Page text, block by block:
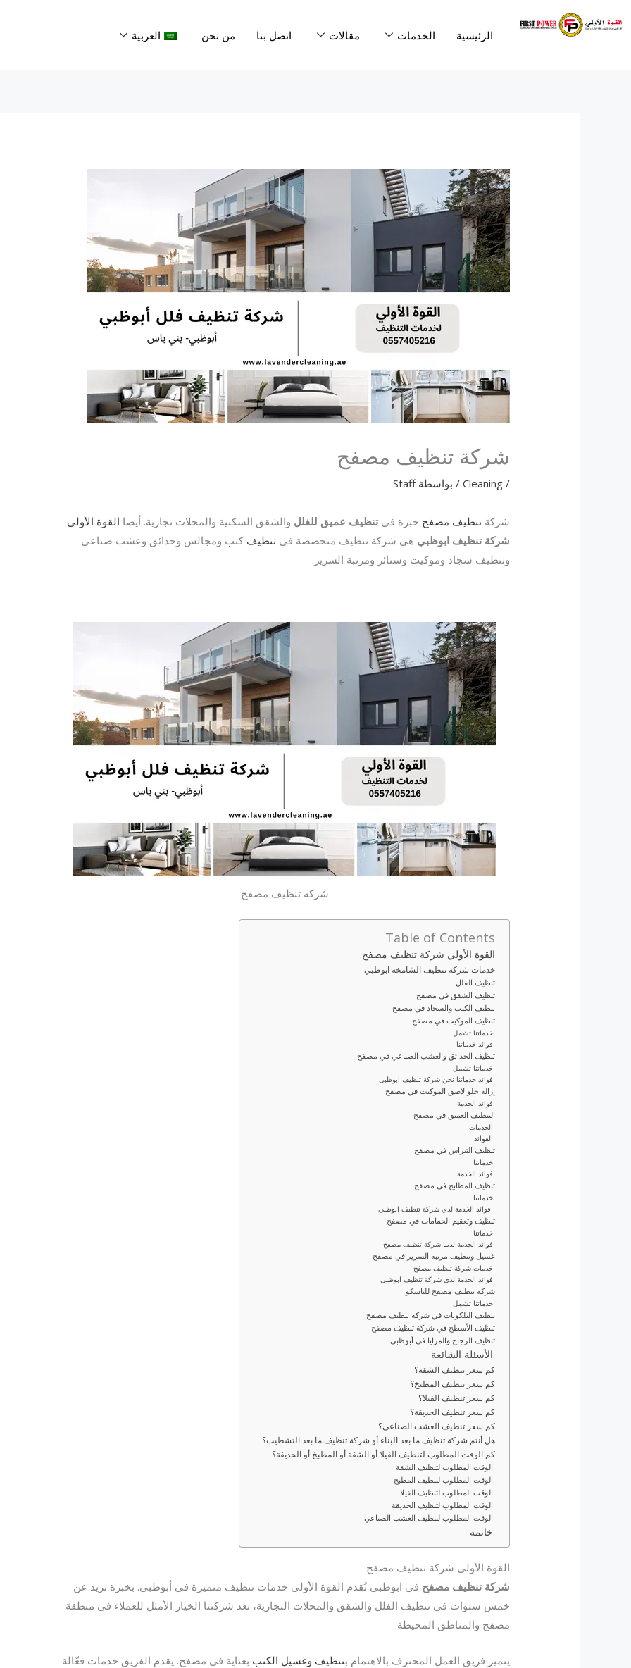
إلى
الرئيسية الخدمات مقالات اتصل بنا من نحن العربية
شركة تنظيف مصفح
/
Cleaning / بواسطة Staff
شركةتنظيف مصفح خبرة فيتنظيف عميق للفلل والشقق السكنية والمحلات تجارية. أيضا القوة الأولي
شركة تنظيف ابوظبي هي شركة تنظيف متخصصة فيتنظيف كنب ومجالس وحدائق وعشب صناعي
وتنظيف سجاد وموكيت وستائر ومرتبة السرير.
شركة تنظيف مصفح
Table of Contents
القوة الأولي شركة تنظيف مصفح
خدمات شركة تنظيف الشامخة ابوظبي
تنظيف الفلل
تنظيف الشقق في مصفح
تنظيف الكنب والسجاد في مصفح
تنظيف الموكيت في مصفح
خدماتنا تشمل:
فوائد خدماتنا:
تنظيف الحدائق والعشب الصناعي في مصفح
خدماتنا تشمل:
فوائد خدماتنا نحن شركة تنظيف ابوظبي:
إزالة جلو لاصق الموكيت في مصفح
فوائد الخدمة:
التنظيف العميق في مصفح
الخدمات:
الفوائد:
تنظيف التيراس في مصفح
خدماتنا:
فوائد الخدمة:
تنظيف المطابخ في مصفح
خدماتنا:
فوائد الخدمة لدي شركة تنظيف ابوظبي :
تنظيف وتعقيم الحمامات في مصفح
خدماتنا:
فوائد الخدمة لدينا شركة تنظيف مصفح:
غسيل وتنظيف مرتبة السرير في مصفح
خدمات شركة تنظيف مصفح:
فوائد الخدمة لدي شركة تنظيف ابوظبي:
شركة تنظيف مصفح للباسكو
خدماتنا تشمل:
تنظيف البلكونات في شركة تنظيف مصفح
تنظيف الأسطح في شركة تنظيف مصفح
تنظيف الزجاج والمرايا في أبوظبي
الأسئلة الشائعة:
كم سعر تنظيف الشقة؟
كم سعر تنظيف المطبخ؟
كم سعر تنظيف الفيلا؟
كم سعر تنظيف الحديقة؟
كم سعر تنظيف العشب الصناعي؟
هل أنتم شركة تنظيف ما بعد البناء أو شركة تنظيف ما بعد التشطيب؟
كم الوقت المطلوب لتنظيف الفيلا أو الشقة أو المطبخ أو الحديقة؟
الوقت المطلوب لتنظيف الشقة:
الوقت المطلوب لتنظيف المطبخ:
الوقت المطلوب لتنظيف الفيلا:
الوقت المطلوب لتنظيف الحديقة:
الوقت المطلوب لتنظيف العشب الصناعي:
خاتمة:
القوة الأولي شركة تنظيف مصفح
شركة تنظيف مصفح في ابوظبي تُقدم القوة الأولى خدمات تنظيف متميزة في أبوظبي. بخبرة تزيد عن
خمس سنوات في تنظيف الفلل والشقق والمحلات التجارية، تعد شركتنا الخيار الأمثل للعملاء في منطقة
مصفح والمناطق المحيطة.
يتميز فريق العمل المحترف بالاهتمام بتنظيف وغسيل الكنب بعناية في مصفح. يقدم الفريق خدمات فعّالة